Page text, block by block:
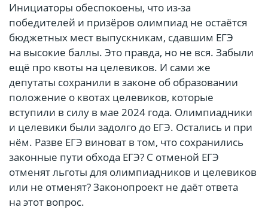
Инициаторы обеспокоены, что из-за
победителей и призёров олимпиад не остаётся
бюджетных мест выпускникам, сдавшим ЕГЭ
на высокие баллы. Это правда, но не вся. Забыли
ещё про квоты на целевиков. И сами же
депутаты сохранили в законе об образовании
положение о квотах целевиков, которые
вступили в силу в мае 2024 года. Олимпиадники
и целевики были задолго до ЕГЭ. Остались и при
нём. Разве ЕГЭ виноват в том, что сохранились
законные пути обхода ЕГЭ? С отменой ЕГЭ
отменят льготы для олимпиадников и целевиков
или не отменят? Законопроект не даёт ответа
на этот вопрос.